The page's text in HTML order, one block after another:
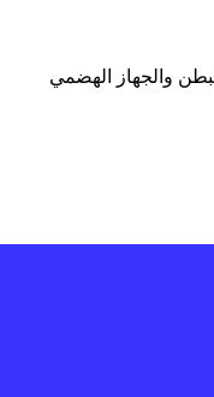
والجهاز الهضمي